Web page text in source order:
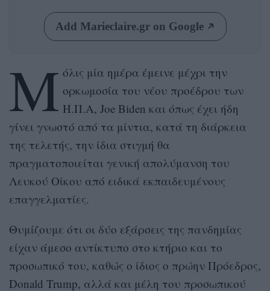
Add Marieclaire.gr on Google
Μ όλις μία ημέρα έμεινε μέχρι την
ορκωμοσία του νέου προέδρου των
Η.Π.Α, Joe Biden και όπως έχει ήδη
γίνει γνωστό από τα μίντια, κατά τη διάρκεια
της τελετής, την ίδια στιγμή θα
πραγματοποιείται γενική απολύμανση του
Λευκού Οίκου από ειδικά εκπαιδευμένους
επαγγελματίες.
Θυμίζουμε ότι οι δύο εξάρσεις της πανδημίας
είχαν άμεσο αντίκτυπο στο κτήριο και το
προσωπικό του, καθώς ο ίδιος ο πρώην Πρόεδρος,
Donald Trump, αλλά και μέλη του προσωπικού